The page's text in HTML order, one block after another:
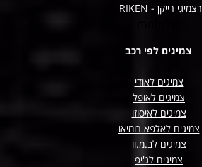
רצמיגי רייקן - RIKEN
צמיגים לפי רכב
צמיגים לאודי
צמיגים לאופל
צמיגים לאיסוזו
צמיגים לאלפא רומיאו
צמיגים לב.מ.וו
צמיגים לג'יפ